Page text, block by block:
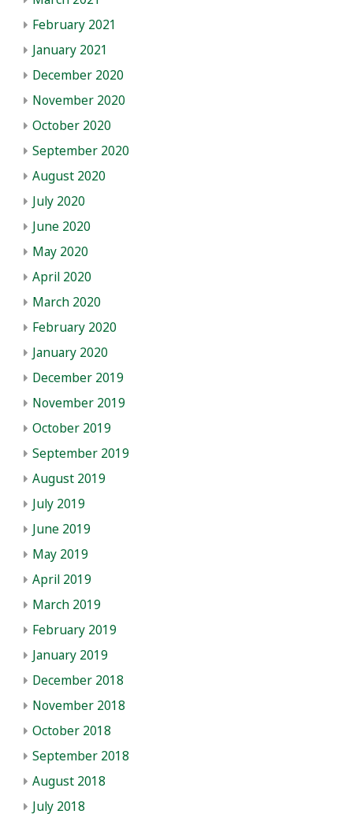
February 2021
January 2021
December 2020
November 2020
October 2020
September 2020
August 2020
July 2020
June 2020
May 2020
April 2020
March 2020
February 2020
January 2020
December 2019
November 2019
October 2019
September 2019
August 2019
July 2019
June 2019
May 2019
April 2019
March 2019
February 2019
January 2019
December 2018
November 2018
October 2018
September 2018
August 2018
July 2018